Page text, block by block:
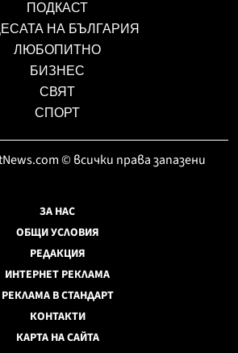
ПОДКАСТ
НА БЪЛГАРИЯ
ЛЮБОПИТНО
БИЗНЕС
СВЯТ
СПОРТ
© всички права запазени
ЗА НАС
ОБЩИ УСЛОВИЯ
РЕДАКЦИЯ
ИНТЕРНЕТ РЕКЛАМА
РЕКЛАМА В СТАНДАРТ
КОНТАКТИ
КАРТА НА САЙТА